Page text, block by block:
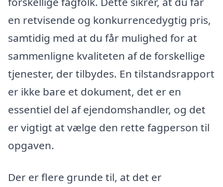
en retvisende og konkurrencedygtig pris,
samtidig med at du får mulighed for at
sammenligne kvaliteten af de forskellige
tjenester, der tilbydes. En tilstandsrapport
er ikke bare et dokument, det er en
essentiel del af ejendomshandler, og det
er vigtigt at vælge den rette fagperson til
opgaven.
Der er flere grunde til, at det er